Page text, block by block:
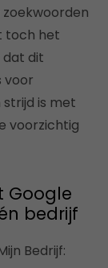
toch het
dat dit
voor
is met
voorzichtig
Google
bedrijf
Bedrijf: